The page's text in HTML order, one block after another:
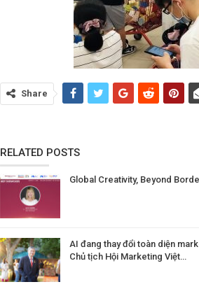
Share
RELATED POSTS
Global Creativity, Beyond
AI đang thay đổi toàn diện
Chủ tịch Hội Marketing Việt…